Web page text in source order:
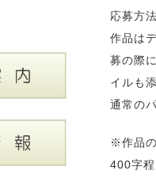
応募方法
作品は
募の際
イルも
通常の
※作品
400字